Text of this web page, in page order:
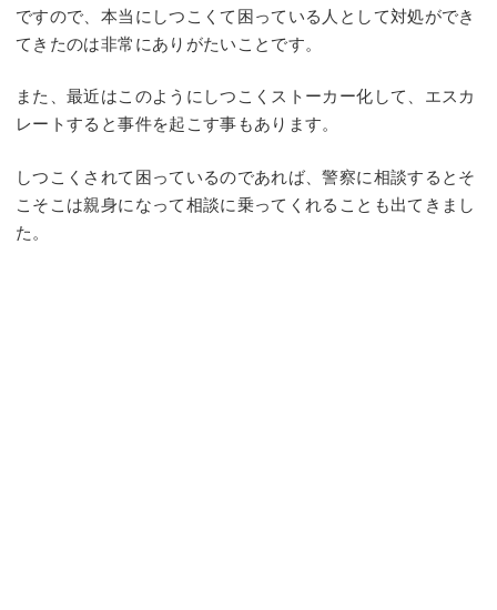
ですので、本当にしつこくて困っている人として対処ができ
てきたのは非常にありがたいことです。
また、最近はこのようにしつこくストーカー化して、エスカ
レートすると事件を起こす事もあります。
しつこくされて困っているのであれば、警察に相談するとそ
こそこは親身になって相談に乗ってくれることも出てきまし
た。